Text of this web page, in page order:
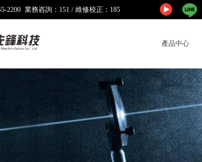
產品中心
2200 業務咨詢：151 / 維修校正：185